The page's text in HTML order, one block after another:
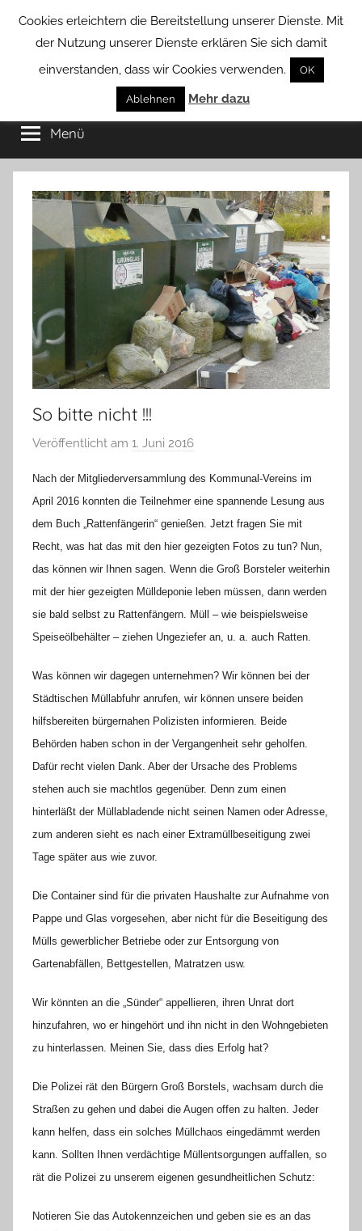
Borstel
von
Groß
Borstel
Menü
So bitte nicht !!!
Veröffentlicht am 1. Juni 2016
n
H
a
n
n
e
l
o
e
K
a
Nach der Mitgliederversammlung des Kommunal-Vereins im
April 2016 konnten die Teilnehmer eine spannende Lesung aus
dem Buch „Rattenfängerin“ genießen. Jetzt fragen Sie mit
Recht, was hat das mit den hier gezeigten Fotos zu tun? Nun,
das können wir Ihnen sagen. Wenn die Groß Borsteler weiterhin
mit der hier gezeigten Mülldeponie leben müssen, dann werden
sie bald selbst zu Rattenfängern. Müll – wie beispielsweise
Speiseölbehälter – ziehen Ungeziefer an, u. a. auch Ratten.
Was können wir dagegen unternehmen? Wir können bei der
Städtischen Müllabfuhr anrufen, wir können unsere beiden
hilfsbereiten bürgernahen Polizisten informieren. Beide
Behörden haben schon in der Vergangenheit sehr geholfen.
Dafür recht vielen Dank. Aber der Ursache des Problems
stehen auch sie machtlos gegenüber. Denn zum einen
hinterläßt der Müllabladende nicht seinen Namen oder Adresse,
zum anderen sieht es nach einer Extramüllbeseitigung zwei
Tage später aus wie zuvor.
Die Container sind für die privaten Haushalte zur Aufnahme von
Pappe und Glas vorgesehen, aber nicht für die Beseitigung des
Mülls gewerblicher Betriebe oder zur Entsorgung von
Gartenabfällen, Bettgestellen, Matratzen usw.
Wir könnten an die „Sünder“ appellieren, ihren Unrat dort
hinzufahren, wo er hingehört und ihn nicht in den Wohngebieten
zu hinterlassen. Meinen Sie, dass dies Erfolg hat?
Die Polizei rät den Bürgern Groß Borstels, wachsam durch die
Straßen zu gehen und dabei die Augen offen zu halten. Jeder
kann helfen, dass ein solches Müllchaos eingedämmt werden
kann. Sollten Ihnen verdächtige Müllentsorgungen auffallen, so
rät die Polizei zu unserem eigenen gesundheitlichen Schutz:
Notieren Sie das Autokennzeichen und geben sie es an das
Cookies erleichtern die Bereitstellung unserer Dienste. Mit
der Nutzung unserer Dienste erklären Sie sich damit
einverstanden, dass wir Cookies verwenden.
OK
Ablehnen Mehr dazu